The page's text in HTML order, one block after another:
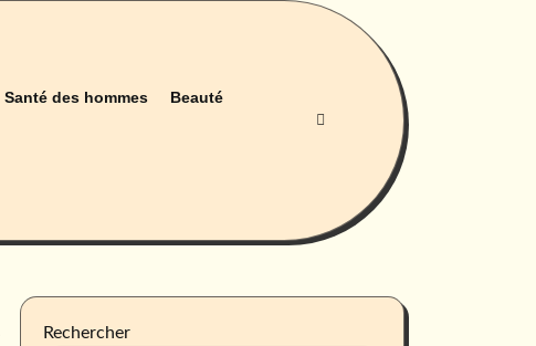
Santé des hommes Beauté
Rechercher